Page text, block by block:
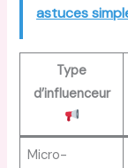
astuces
Type
d’influenceur
Micro-